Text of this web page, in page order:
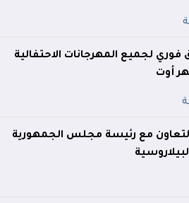
فوري لجميع المهرجانات الاحتفالية
أوت
مع رئيسة مجلس الجمهورية